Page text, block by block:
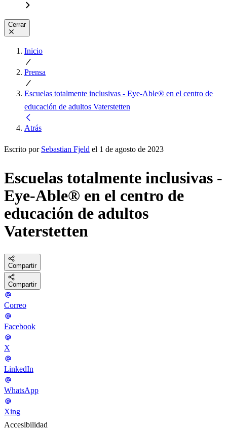
Cerrar
Inicio
Prensa
Escuelas totalmente inclusivas - Eye-Able® en el centro de
educación de adultos Vaterstetten
Atrás
Escrito por Sebastian Fjeld el 1 de agosto de 2023
Escuelas totalmente inclusivas -
Eye-Able® en el centro de
educación de adultos
Vaterstetten
Compartir
Compartir
Correo
Facebook
X
LinkedIn
WhatsApp
Xing
Accesibilidad